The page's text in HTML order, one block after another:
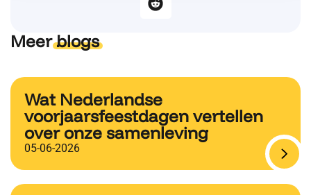
Meerblogs
Wat Nederlandse
voorjaarsfeestdagen vertellen
over onze samenleving
05-06-2026